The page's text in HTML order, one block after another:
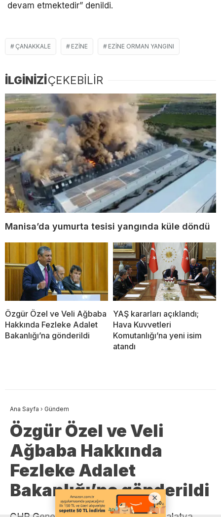
devam etmektedir” denildi.
ÇANAKKALE EZINE EZINE ORMAN YANGINI
İLGİNİZİÇEKEBİLİR
Manisa’da yumurta tesisi yangında küle döndü
Özgür Özel ve Veli Ağbaba
Hakkında Fezleke Adalet
Bakanlığı’na gönderildi
YAŞ kararları açıklandı;
Hava Kuvvetleri
Komutanlığı’na yeni isim
atandı
Ana Sayfa › Gündem
Özgür Özel ve Veli
Ağbaba Hakkında
Fezleke Adalet
Bakanlığı’na gönderildi